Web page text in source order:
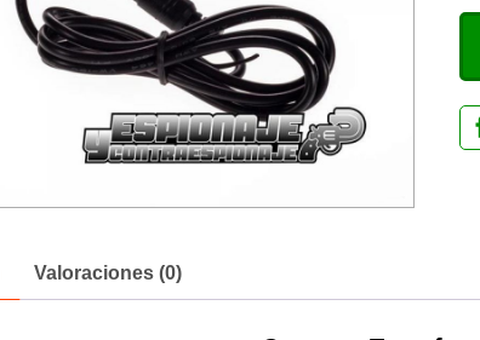
Valoraciones (0)